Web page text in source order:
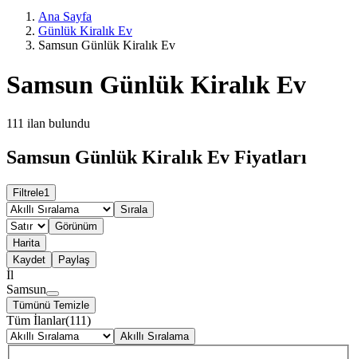
Ana Sayfa
Günlük Kiralık Ev
Samsun Günlük Kiralık Ev
Samsun Günlük Kiralık Ev
111 ilan bulundu
Samsun Günlük Kiralık Ev Fiyatları
Filtrele1
Sırala
Görünüm
Harita
Kaydet
Paylaş
İl
Samsun
Tümünü Temizle
Tüm İlanlar(111)
Akıllı Sıralama